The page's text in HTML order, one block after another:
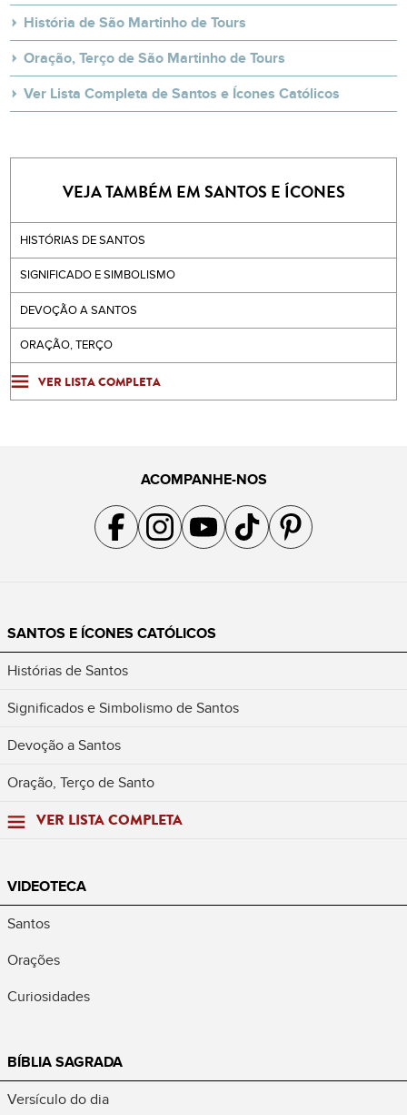
História de São Martinho de Tours
Oração, Terço de São Martinho de Tours
Ver Lista Completa de Santos e Ícones Católicos
VEJA TAMBÉM EM SANTOS E ÍCONES
HISTÓRIAS DE SANTOS
SIGNIFICADO E SIMBOLISMO
DEVOÇÃO A SANTOS
ORAÇÃO, TERÇO
VER LISTA COMPLETA
ACOMPANHE-NOS
Acompanhe a gente no Facebook
Acompanhe a gente no Instagram
Acompanhe a gente no YouTube
Acompanhe a gente no TikTok
Acompanhe a gente no
SANTOS E ÍCONES CATÓLICOS
Histórias de Santos
Significados e Simbolismo de Santos
Devoção a Santos
Oração, Terço de Santo
VER LISTA COMPLETA
VIDEOTECA
Santos
Orações
Curiosidades
BÍBLIA SAGRADA
Versículo do dia